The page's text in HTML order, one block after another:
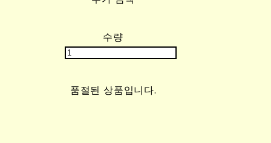
수량
품절된 상품입니다.